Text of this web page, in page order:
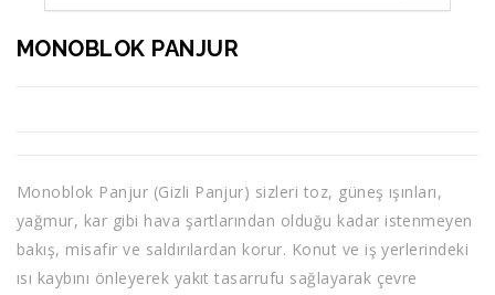
MONOBLOK PANJUR
Monoblok Panjur (Gizli Panjur) sizleri toz, güneş ışınları,
yağmur, kar gibi hava şartlarından olduğu kadar istenmeyen
bakış, misafir ve saldırılardan korur. Konut ve iş yerlerindeki
ısı kaybını önleyerek yakıt tasarrufu sağlayarak çevre